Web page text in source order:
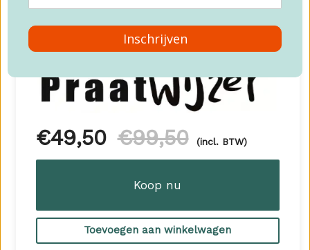
€49,50 €99,50 (incl. BTW)
Koop nu
Toevoegen aan winkelwagen
deze valkuilen te vermijden en je
communicatievaardigheden op een duurzame
manier te verbeteren, zonder dat je dure
Cursusopzet:
Dit programma biedt jou een gestructureerde,
Het is gebaseerd op de 10 belangrijkste
inzichten en 6 veelvoorkomende valkuilen uit
effectieve communicatie.
In deze cursus leer je hoe je:
•Misverstanden voorkomt door aannames in
Inschrijven